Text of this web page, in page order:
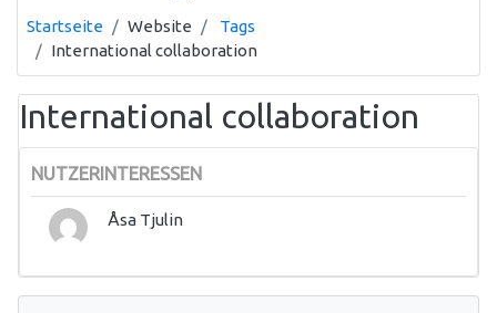
Startseite Website
Tags
International collaboration
International collaboration
NUTZERINTERESSEN
Åsa Tjulin